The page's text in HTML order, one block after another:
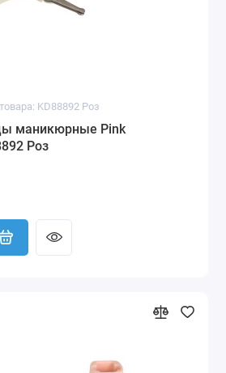
KD88892 Роз
маникюрные Pink
Роз